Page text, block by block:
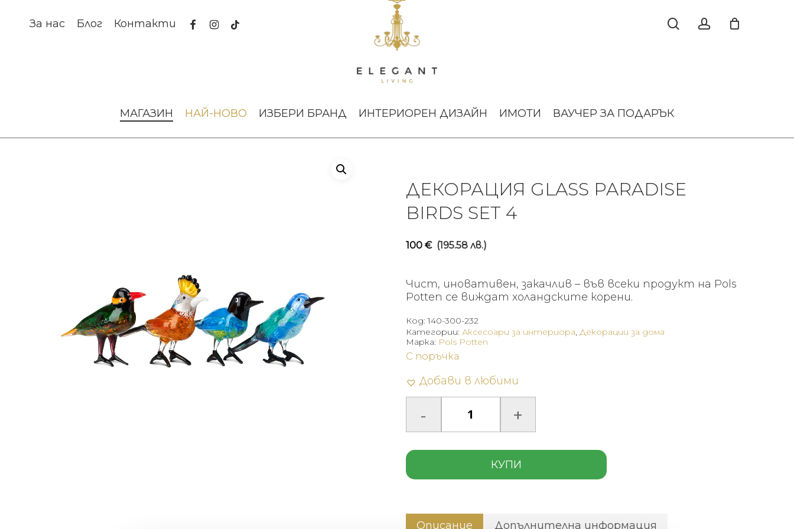
За нас Блог Контакти facebookinstagram
tiktok
МАГАЗИН НАЙ-НОВО ИЗБЕРИ БРАНД ИНТЕРИОРЕН ДИЗАЙН ИМОТИ ВАУЧЕР ЗА ПОДАРЪК
ДЕКОРАЦИЯ GLASS PARADISE
BIRDS SET 4
100 € (195.58 лв.)
Чист, иновативен, закачлив – във всеки продукт на Pols
Potten се виждат холандските корени.
Код:140-300-232
Категории: Аксесоари за интериора, Декорации за дома
С поръчка
Добави в любими
КУПИ
Марка: Pols Potten
Описание Допълнителна информация